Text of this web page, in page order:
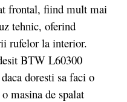
frontal, fiind mult mai
tehnic, oferind
rufelor la interior.
BTW L60300
doresti sa faci o
masina de spalat